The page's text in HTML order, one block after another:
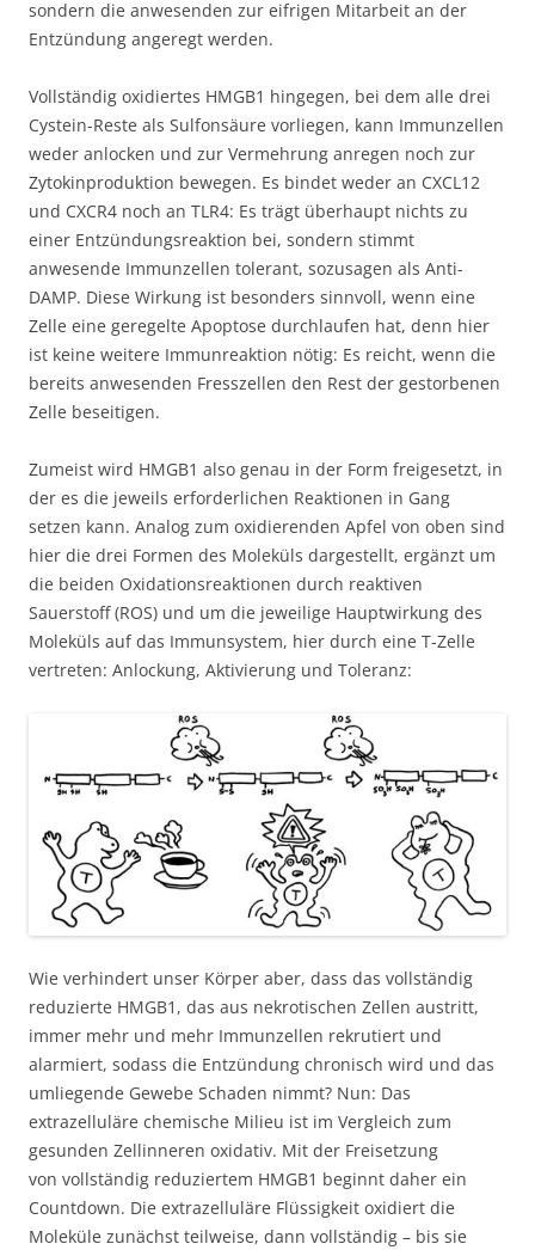
sondern die anwesenden zur eifrigen Mitarbeit an der
Entzündung angeregt werden.
Vollständig oxidiertes HMGB1 hingegen, bei dem alle drei
Cystein-Reste als Sulfonsäure vorliegen, kann Immunzellen
weder anlocken und zur Vermehrung anregen noch zur
Zytokinproduktion bewegen. Es bindet weder an CXCL12
und CXCR4 noch an TLR4: Es trägt überhaupt nichts zu
einer Entzündungsreaktion bei, sondern stimmt
anwesende Immunzellen tolerant, sozusagen als Anti-
DAMP. Diese Wirkung ist besonders sinnvoll, wenn eine
Zelle eine geregelte Apoptose durchlaufen hat, denn hier
ist keine weitere Immunreaktion nötig: Es reicht, wenn die
bereits anwesenden Fresszellen den Rest der gestorbenen
Zelle beseitigen.
Zumeist wird HMGB1 also genau in der Form freigesetzt, in
der es die jeweils erforderlichen Reaktionen in Gang
setzen kann. Analog zum oxidierenden Apfel von oben sind
hier die drei Formen des Moleküls dargestellt, ergänzt um
die beiden Oxidationsreaktionen durch reaktiven
Sauerstoff (ROS) und um die jeweilige Hauptwirkung des
Moleküls auf das Immunsystem, hier durch eine T-Zelle
vertreten: Anlockung, Aktivierung und Toleranz:
Wie verhindert unser Körper aber, dass das vollständig
reduzierte HMGB1, das aus nekrotischen Zellen austritt,
immer mehr und mehr Immunzellen rekrutiert und
alarmiert, sodass die Entzündung chronisch wird und das
umliegende Gewebe Schaden nimmt? Nun: Das
extrazelluläre chemische Milieu ist im Vergleich zum
gesunden Zellinneren oxidativ. Mit der Freisetzung
von vollständig reduziertem HMGB1 beginnt daher ein
Countdown. Die extrazelluläre Flüssigkeit oxidiert die
Moleküle zunächst teilweise, dann vollständig – bis sie